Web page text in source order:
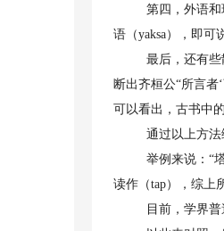
第四，外语
语（yaksa），即可
最后，还有
断出齐桓公“所言者
可以看出，古书中
通过以上方
举例来说：“
读作（tap），综上
目前，学界